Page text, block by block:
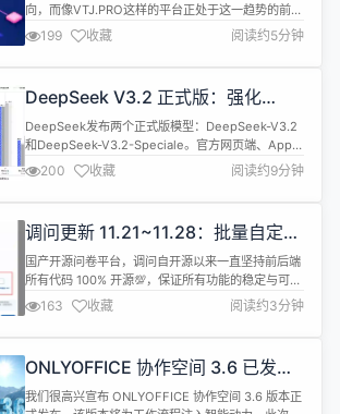
向，而像VTJ.PRO这样的平台正处于这一趋势的前
沿，前景广阔但同时也面临挑战。AI的融合正在从根
本上改变低代码平台的能力和价值。 要理解这类平台
的前景，我们可以从行业趋势、平台优势、面临挑战
势 AI与低代码的结合并非概念，而是正在发生的产业
升级，主要驱动力来自...
199 收藏 阅读约5分钟
DeepSeek V3.2 正式版：强化
Agent 能力，融入思考推理
DeepSeek发布两个正式版模型：DeepSeek-V3.2
和DeepSeek-V3.2-Speciale。官方网页端、App
和API均已更新为正式版DeepSeek-V3.2。
Speciale版本目前仅以临时API服务形式开放，以供
社区评测与研究。 下面是官方公告： 两个月前，我
众多热心用户反...
200 收藏 阅读约9分钟
调问更新 11.21~11.28：批量自定义
编码 + 2 项功能新增 + 4 项功能优
化 + 7 项 BugFix
国产开源问卷平台，调问自开源以来一直坚持前后端
所有代码 100% 开源💯，保证所有功能的稳定与可改
造能力👏。 🔥 安装下载地址（安装包）：
https://www.diaowen.net/install/docker 🔥 源码
下载地址：
址：https://www.dia...
163 收藏 阅读约3分钟
ONLYOFFICE 协作空间 3.6 已发
布：AI 智能体助您轻松完成日常任
我们很高兴宣布 ONLYOFFICE 协作空间 3.6 版本正